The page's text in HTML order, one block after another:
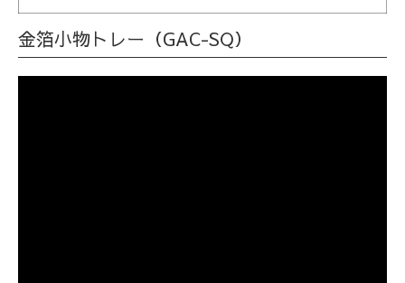
金箔小物トレー（GAC-SQ）